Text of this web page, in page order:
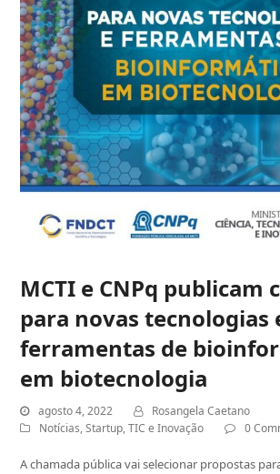
MCTI e CNPq publicam
para novas tecnologias
ferramentas de
em biotecnologia
agosto 4, 2022
Rosangela Caetano
Notícias,Startup,TIC e Inovação 0
A chamada pública vai selecionar propostas